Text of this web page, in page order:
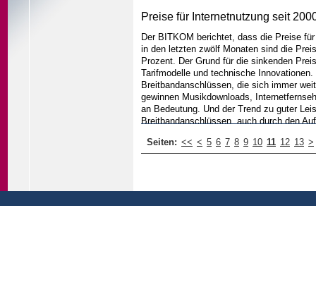
Prioritäten von Männern und Frauen sich
spenden und gebrauchte Produkte
verstärkte Nutzung von Online-
Preise für Internetnutzung seit
Der BITKOM berichtet, dass die Preise
in den letzten zwölf Monaten sind die
Prozent. Der Grund für die sinkenden
Tarifmodelle und technische
Breitbandanschlüssen, die sich immer
gewinnen Musikdownloads,
an Bedeutung. Und der Trend zu guter
Breitbandanschlüssen, auch durch den
bieten....weiter
Seiten: << < 5 6 7 8 9 10 11 12 13 >